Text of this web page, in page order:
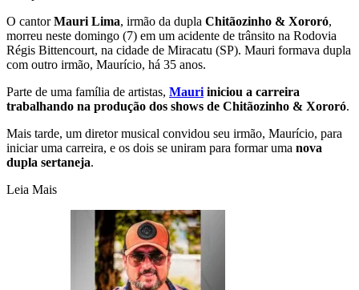
O cantorMauri Lima, irmão da dupla Chitãozinho & Xororó,
morreu neste domingo (7) em um acidente de trânsito na Rodovia
Régis Bittencourt, na cidade de Miracatu (SP). Mauri formava dupla
com outro irmão, Maurício, há 35 anos.
Parte de uma família de artistas, Mauri iniciou a carreira
trabalhando na produção dos shows de Chitãozinho & Xororó.
Mais tarde, um diretor musical convidou seu irmão, Maurício, para
iniciar uma carreira, e os dois se uniram para formar uma nova
dupla sertaneja.
Leia Mais